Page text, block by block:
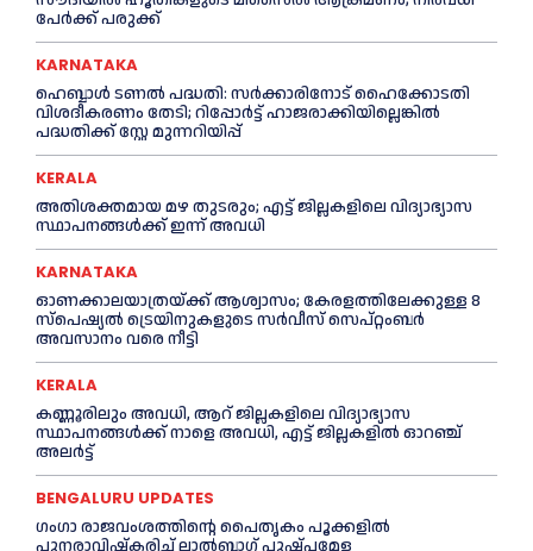
പേർക്ക് പരുക്ക്
KARNATAKA
ഹെബ്ബാൾ ടണൽ പദ്ധതി: സർക്കാരിനോട് ഹൈക്കോടതി
വിശദീകരണം തേടി; റിപ്പോർട്ട് ഹാജരാക്കിയില്ലെങ്കിൽ
പദ്ധതിക്ക് സ്റ്റേ മുന്നറിയിപ്പ്
KERALA
അതിശക്തമായ മഴ തുടരും; എട്ട് ജി​ല്ല​ക​ളി​ലെ വി​ദ്യാ​ഭ്യാ​സ
സ്ഥാ​പ​ന​ങ്ങ​ൾ​ക്ക് ഇ​ന്ന് അ​വ​ധി
KARNATAKA
ഓണക്കാലയാത്രയ്ക്ക് ആശ്വാസം; കേരളത്തിലേക്കുള്ള 8
സ്പെഷ്യൽ ട്രെയിനുകളുടെ സർവീസ് സെപ്റ്റംബർ
അവസാനം വരെ നീട്ടി
KERALA
കണ്ണൂരിലും അവധി, ആറ് ജില്ലകളിലെ വിദ്യാഭ്യാസ
സ്ഥാപനങ്ങൾക്ക് നാളെ അവധി, എട്ട് ജില്ലകളിൽ ഓറഞ്ച്
അലർട്ട്
BENGALURU UPDATES
ഗംഗാ രാജവംശത്തിന്റെ പൈതൃകം പൂക്കളിൽ
പുനരാവിഷ്‌കരിച്ച് ലാൽബാഗ് പുഷ്പമേള